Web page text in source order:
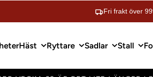
Fri frakt över
Häst Ryttare Sadlar Stall